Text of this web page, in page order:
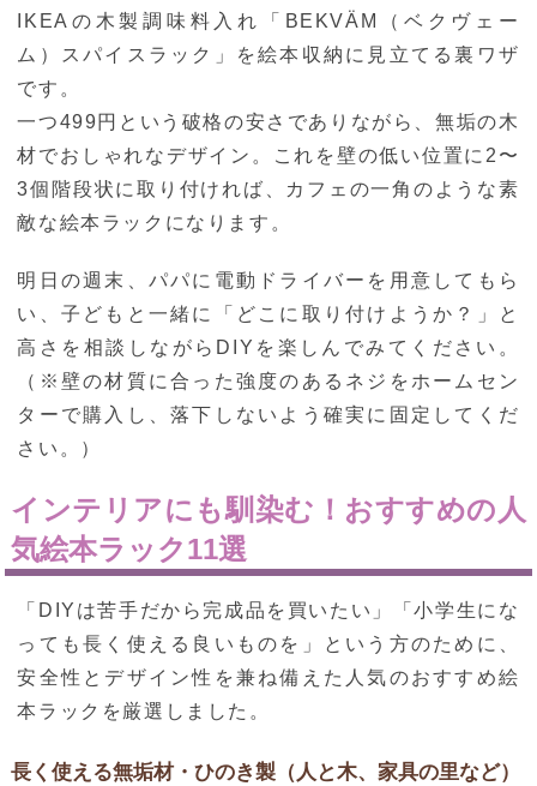
IKEAの木製調味料入れ「BEKVÄM（ベクヴェー
ム）スパイスラック」を絵本収納に見立てる裏ワザ
です。
一つ499円という破格の安さでありながら、無垢の木
材でおしゃれなデザイン。これを壁の低い位置に2〜
3個階段状に取り付ければ、カフェの一角のような素
敵な絵本ラックになります。
明日の週末、パパに電動ドライバーを用意してもら
い、子どもと一緒に「どこに取り付けようか？」と
高さを相談しながらDIYを楽しんでみてください。
（※壁の材質に合った強度のあるネジをホームセン
ターで購入し、落下しないよう確実に固定してくだ
さい。）
インテリアにも馴染む！おすすめの人
気絵本ラック11選
「DIYは苦手だから完成品を買いたい」「小学生にな
っても長く使える良いものを」という方のために、
安全性とデザイン性を兼ね備えた人気のおすすめ絵
本ラックを厳選しました。
長く使える無垢材・ひのき製（人と木、家具の里など）